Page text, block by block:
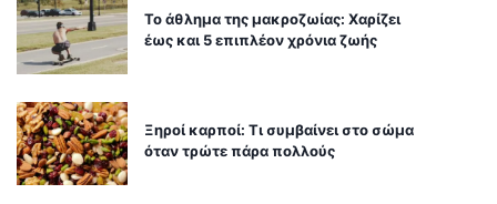
Το άθλημα της μακροζωίας: Χαρίζει
έως και 5 επιπλέον χρόνια ζωής
Ξηροί καρποί: Τι συμβαίνει στο σώμα
όταν τρώτε πάρα πολλούς